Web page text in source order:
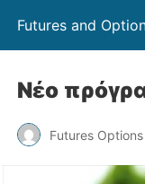
Futures and
Νέο
Futures Options